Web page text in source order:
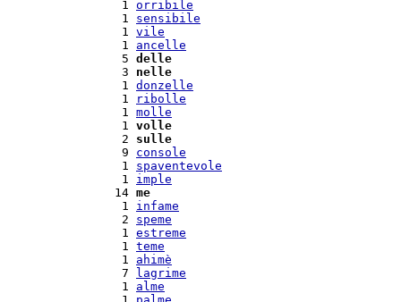
  1
orribile
  1
sensibile
  1
vile
  1
ancelle
  5
delle
  3
nelle
  1
donzelle
  1
ribolle
  1
molle
  1
volle
  2
sulle
  9
console
  1
spaventevole
  1
imple
14 me
  1
infame
  2
speme
  1
estreme
  1
teme
  1
ahimè
  7
lagrime
  1
alme